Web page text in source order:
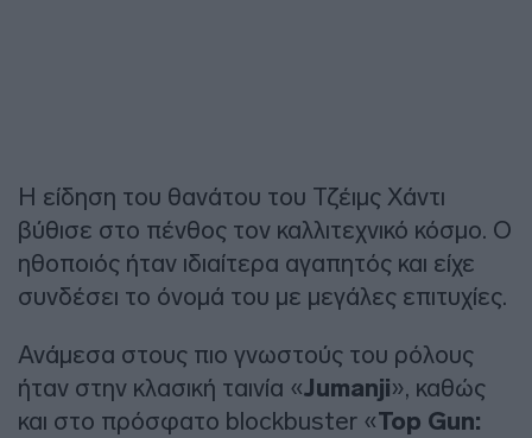
Η είδηση του θανάτου του Τζέιμς Χάντι
βύθισε στο πένθος τον καλλιτεχνικό κόσμο. Ο
ηθοποιός ήταν ιδιαίτερα αγαπητός και είχε
συνδέσει το όνομά του με μεγάλες επιτυχίες.
Ανάμεσα στους πιο γνωστούς του ρόλους
ήταν στην κλασική ταινία «Jumanji», καθώς
και στο πρόσφατο blockbuster «Top Gun: